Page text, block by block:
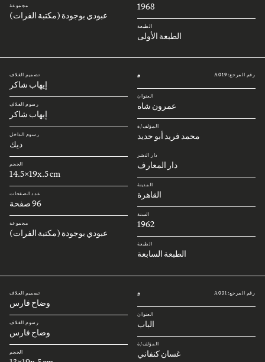
1968
الطبعة
الطبعة الأولى
مجموعة
عبودي بوجودة (مكتبة الفرات)
رقم المرجع: A019 #
العنوان
عمرون شاه
المؤلف/ة
محمد فريد أبو حديد
دار النشر
دار المعارف
المدينة
القاهرة
السنة
1962
الطبعة
الطبعة السابعة
تصميم الغلاف
إيهاب شاكر
رسوم الغلاف
إيهاب شاكر
رسوم الداخل
ديك
الحجم
14.5x19x.5 cm
عدد الصفحات
96 صفحة
مجموعة
عبودي بوجودة (مكتبة الفرات)
رقم المرجع: A031 #
العنوان
الباب
المؤلف/ة
غسان كنفاني
تصميم الغلاف
وضاح فارس
رسوم الغلاف
وضاح فارس
الحجم